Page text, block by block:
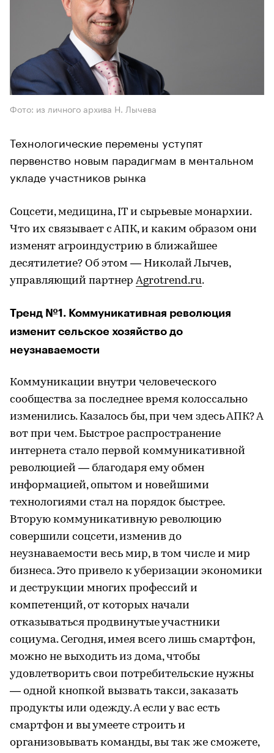
Фото: из личного архива Н. Лычева
Технологические перемены уступят
первенство новым парадигмам в ментальном
укладе участников рынка
Соцсети, медицина, IT и сырьевые монархии.
Что их связывает с АПК, и каким образом они
изменят агроиндустрию в ближайшее
десятилетие? Об этом — Николай Лычев,
управляющий партнер Agrotrend.ru.
Тренд №1. Коммуникативная революция
изменит сельское хозяйство до
неузнаваемости
Коммуникации внутри человеческого
сообщества за последнее время колоссально
изменились. Казалось бы, при чем здесь АПК? А
вот при чем. Быстрое распространение
интернета стало первой коммуникативной
революцией — благодаря ему обмен
информацией, опытом и новейшими
технологиями стал на порядок быстрее.
Вторую коммуникативную революцию
совершили соцсети, изменив до
неузнаваемости весь мир, в том числе и мир
бизнеса. Это привело к уберизации экономики
и деструкции многих профессий и
компетенций, от которых начали
отказываться продвинутые участники
социума. Сегодня, имея всего лишь смартфон,
можно не выходить из дома, чтобы
удовлетворить свои потребительские нужны
— одной кнопкой вызвать такси, заказать
продукты или одежду. А если у вас есть
смартфон и вы умеете строить и
организовывать команды, вы так же сможете,